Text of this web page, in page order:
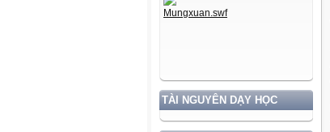
TÀI NGUYÊN DẠY HỌC